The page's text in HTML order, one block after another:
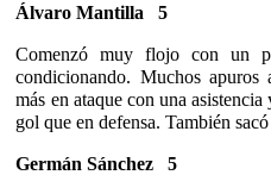
Álvaro Mantilla 5
Comenzó muy flojo con un
condicionando. Muchos
más en ataque con una
gol que en defensa. También
Germán Sánchez 5